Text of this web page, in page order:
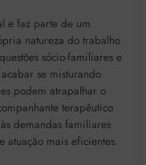
e faz parte de um
natureza do trabalho
sócio-familiares e
se misturando
podem atrapalhar o
terapêutico
demandas familiares
atuação mais eficientes.